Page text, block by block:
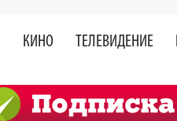
КИНО ТЕЛЕВИДЕНИЕ